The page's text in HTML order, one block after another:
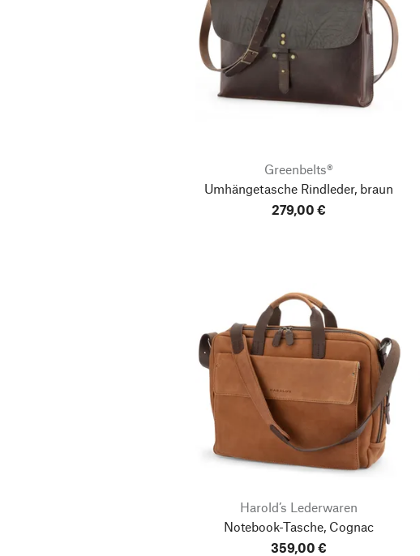
Greenbelts®
Umhängetasche Rindleder, braun
279,00 €
Harold’s Lederwaren
Notebook-Tasche, Cognac
359,00 €